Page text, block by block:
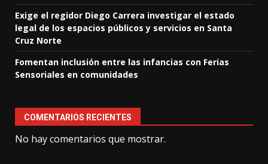
Exige el regidor Diego Carrera investigar el estado
legal de los espacios públicos y servicios en Santa
Cruz Norte
Fomentan inclusión entre las infancias con Ferias
Sensoriales en comunidades
COMENTARIOS RECIENTES
No hay comentarios que mostrar.